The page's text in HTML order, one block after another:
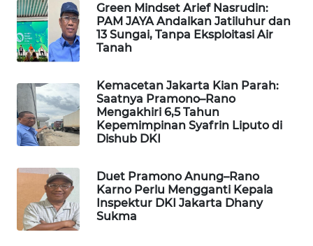
Green Mindset Arief Nasrudin:
PAM JAYA Andalkan Jatiluhur dan
13 Sungai, Tanpa Eksploitasi Air
Tanah
Kemacetan Jakarta Kian Parah:
Saatnya Pramono–Rano
Mengakhiri 6,5 Tahun
Kepemimpinan Syafrin Liputo di
Dishub DKI
Duet Pramono Anung–Rano
Karno Perlu Mengganti Kepala
Inspektur DKI Jakarta Dhany
Sukma
WN
BEKASI
WN
BOGOR
WN
DEPOK
WN
TAPANULI
UTARA